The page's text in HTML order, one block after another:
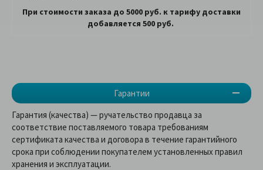
Гарантии
При стоимости заказа до 5000 руб. к тарифу доставки
добавляется 500 руб.
Гарантия (качества) — ручательство продавца за
соответствие поставляемого товара требованиям
сертификата качества и договора в течение гарантийного
срока при соблюдении покупателем установленных правил
хранения и эксплуатации.